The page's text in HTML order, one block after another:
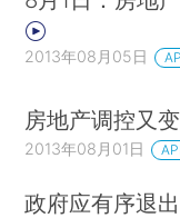
2013年08月05日
房地产调控又
2013年08月01日
政府应有序退